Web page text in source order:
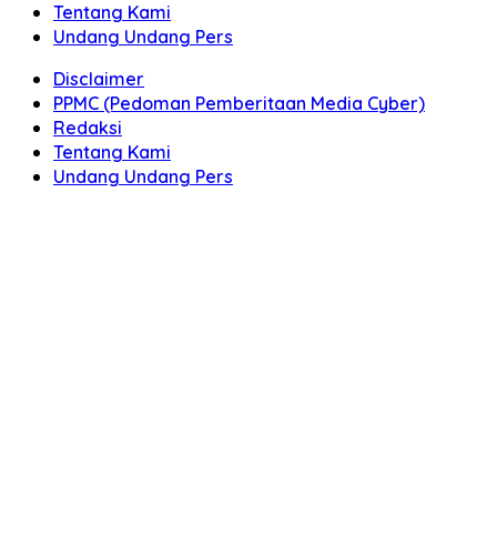
Tentang Kami
Undang Undang Pers
Disclaimer
PPMC (Pedoman Pemberitaan Media Cyber)
Redaksi
Tentang Kami
Undang Undang Pers